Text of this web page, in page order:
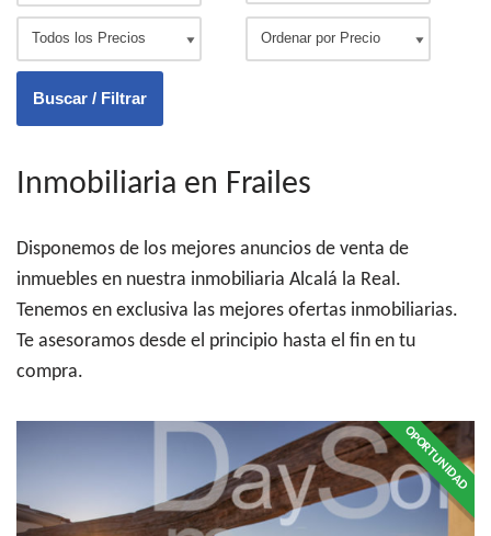
Inmobiliaria en Frailes
Disponemos de los mejores anuncios de venta de
inmuebles en nuestra inmobiliaria Alcalá la Real.
Tenemos en exclusiva las mejores ofertas inmobiliarias.
Te asesoramos desde el principio hasta el fin en tu
compra.
OPORTUNIDAD